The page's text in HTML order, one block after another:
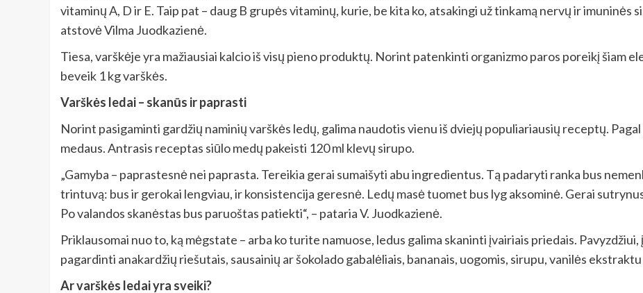
vitaminų A, D ir E. Taip pat – daug B grupės vitaminų, kurie, be kita ko, atsakingi už tinkamą nervų ir imuninės
atstovė Vilma Juodkazienė.
Tiesa, varškėje yra mažiausiai kalcio iš visų pieno produktų. Norint patenkinti organizmo paros poreikį šiam
beveik 1 kg varškės.
Varškės ledai – skanūs ir paprasti
Norint pasigaminti gardžių naminių varškės ledų, galima naudotis vienu iš dviejų populiariausių receptų.
medaus. Antrasis receptas siūlo medų pakeisti 120 ml klevų sirupo.
„Gamyba – paprastesnė nei paprasta. Tereikia gerai sumaišyti abu ingredientus. Tą padaryti ranka bus
trintuvą: bus ir gerokai lengviau, ir konsistencija geresnė. Ledų masė tuomet bus lyg aksominė. Gerai
Po valandos skanėstas bus paruoštas patiekti“, – pataria V. Juodkazienė.
Priklausomai nuo to, ką mėgstate – arba ko turite namuose, ledus galima skaninti įvairiais priedais.
pagardinti anakardžių riešutais, sausainių ar šokolado gabalėliais, bananais, uogomis, sirupu, vanilės
Ar varškės ledai yra sveiki?